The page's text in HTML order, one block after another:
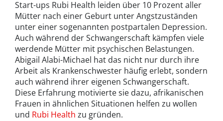
Start-ups Rubi Health leiden über 10 Prozent aller
Mütter nach einer Geburt unter Angstzuständen
unter einer sogenannten postpartalen Depression.
Auch während der Schwangerschaft kämpfen viele
werdende Mütter mit psychischen Belastungen.
Abigail Alabi-Michael hat das nicht nur durch ihre
Arbeit als Krankenschwester häufig erlebt, sondern
auch während ihrer eigenen Schwangerschaft.
Diese Erfahrung motivierte sie dazu, afrikanischen
Frauen in ähnlichen Situationen helfen zu wollen
und Rubi Health zu gründen.